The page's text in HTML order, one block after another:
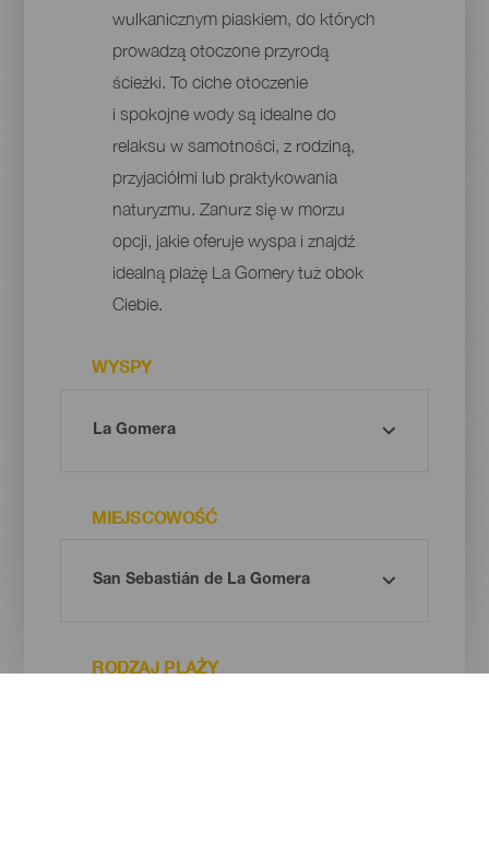
wulkanicznym piaskiem, do których
prowadzą otoczone przyrodą
ścieżki. To ciche otoczenie
i spokojne wody są idealne do
relaksu w samotności, z rodziną,
przyjaciółmi lub praktykowania
naturyzmu. Zanurz się w morzu
opcji, jakie oferuje wyspa i znajdź
idealną plażę La Gomery tuż obok
Ciebie.
WYSPY
MIEJSCOWOŚĆ
RODZAJ PLAŻY